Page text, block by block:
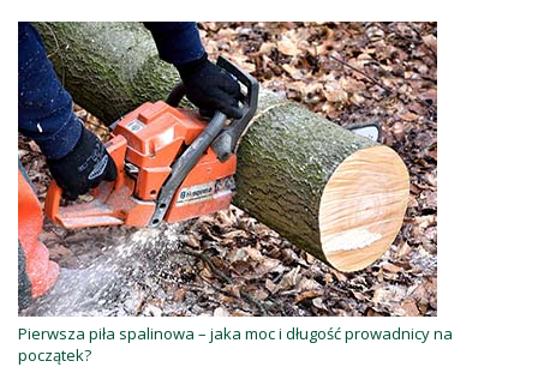
Pierwsza piła spalinowa – jaka moc i długość prowadnicy na
początek?